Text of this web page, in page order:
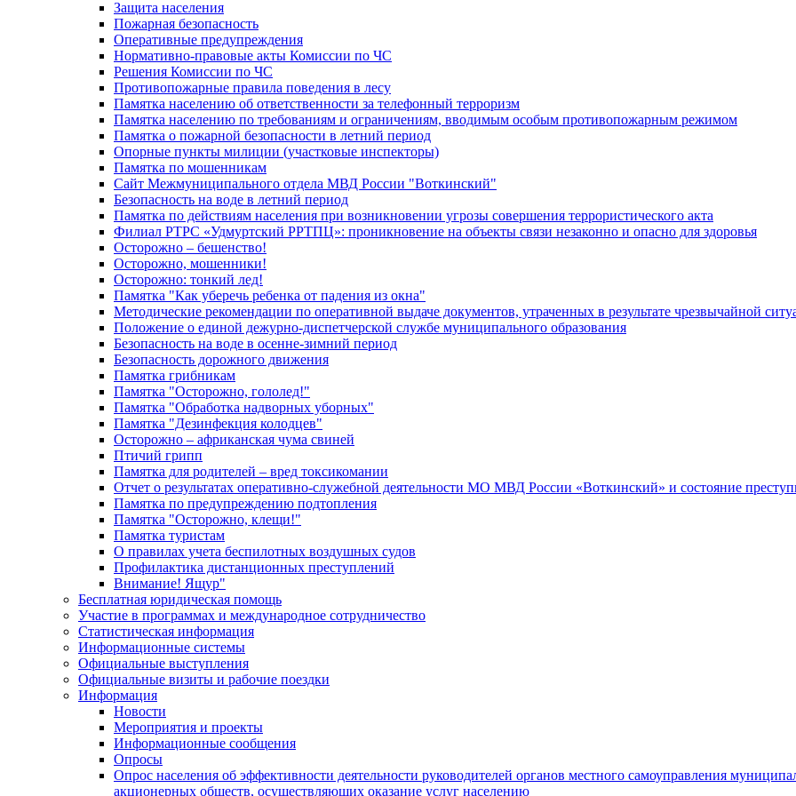
Защита населения
Пожарная безопасность
Оперативные предупреждения
Нормативно-правовые акты Комиссии по ЧС
Решения Комиссии по ЧС
Противопожарные правила поведения в лесу
Памятка населению об ответственности за телефонный терроризм
Памятка населению по требованиям и ограничениям, вводимым особым противопожарным режимом
Памятка о пожарной безопасности в летний период
Опорные пункты милиции (участковые инспекторы)
Памятка по мошенникам
Сайт Межмуниципального отдела МВД России "Воткинский"
Безопасность на воде в летний период
Памятка по действиям населения при возникновении угрозы совершения террористического акта
Филиал РТРС «Удмуртский РРТПЦ»: проникновение на объекты связи незаконно и опасно для здоровья
Осторожно – бешенство!
Осторожно, мошенники!
Осторожно: тонкий лед!
Памятка "Как уберечь ребенка от падения из окна"
Методические рекомендации по оперативной выдаче документов, утраченных в результате чрезвычайной
Положение о единой дежурно-диспетчерской службе муниципального образования
Безопасность на воде в осенне-зимний период
Безопасность дорожного движения
Памятка грибникам
Памятка "Осторожно, гололед!"
Памятка "Обработка надворных уборных"
Памятка "Дезинфекция колодцев"
Осторожно – африканская чума свиней
Птичий грипп
Памятка для родителей – вред токсикомании
Отчет о результатах оперативно-служебной деятельности МО МВД России «Воткинский» и состояние
Памятка по предупреждению подтопления
Памятка "Осторожно, клещи!"
Памятка туристам
О правилах учета беспилотных воздушных судов
Профилактика дистанционных преступлений
Внимание! Ящур"
Бесплатная юридическая помощь
Участие в программах и международное сотрудничество
Статистическая информация
Информационные системы
Официальные выступления
Официальные визиты и рабочие поездки
Информация
Новости
Мероприятия и проекты
Информационные сообщения
Опросы
Опрос населения об эффективности деятельности руководителей органов местного самоуправления
акционерных обществ, осуществляющих оказание услуг населению